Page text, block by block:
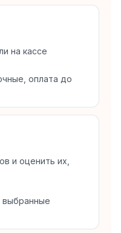
на кассе
оплата до
и оценить их,
выбранные